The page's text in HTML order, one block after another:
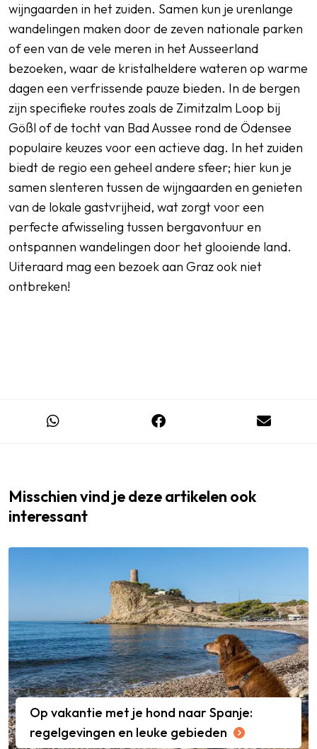
wijngaarden in het zuiden. Samen kun je urenlange
wandelingen maken door de zeven nationale parken
of een van de vele meren in het Ausseerland
bezoeken, waar de kristalheldere wateren op warme
dagen een verfrissende pauze bieden. In de bergen
zijn specifieke routes zoals de Zimitzalm Loop bij
Gößl of de tocht van Bad Aussee rond de Ödensee
populaire keuzes voor een actieve dag. In het zuiden
biedt de regio een geheel andere sfeer; hier kun je
samen slenteren tussen de wijngaarden en genieten
van de lokale gastvrijheid, wat zorgt voor een
perfecte afwisseling tussen bergavontuur en
ontspannen wandelingen door het glooiende land.
Uiteraard mag een bezoek aan Graz ook niet
ontbreken!
Misschien vind je deze artikelen ook
interessant
Op vakantie met je hond naar Spanje:
regelgevingen en leuke gebieden